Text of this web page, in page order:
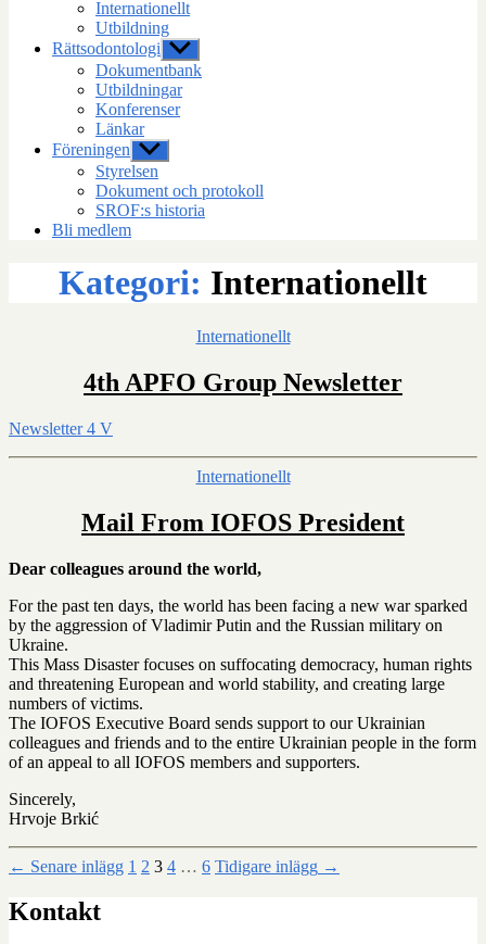
Internationellt
Utbildning
Rättsodontologi Visa
undermeny
Dokumentbank
Utbildningar
Konferenser
Länkar
Föreningen Visa
undermeny
Styrelsen
Dokument och protokoll
SROF:s historia
Bli medlem
Kategori: Internationellt
Kategorier
Internationellt
4th APFO Group Newsletter
Newsletter 4 V
Kategorier
Internationellt
Mail From IOFOS President
Dear colleagues around the world,
For the past ten days, the world has been facing a new war sparked
by the aggression of Vladimir Putin and the Russian military on
Ukraine.
This Mass Disaster focuses on suffocating democracy, human rights
and threatening European and world stability, and creating large
numbers of victims.
The IOFOS Executive Board sends support to our Ukrainian
colleagues and friends and to the entire Ukrainian people in the form
of an appeal to all IOFOS members and supporters.
Sincerely,
Hrvoje Brkić
Sidnumrering
för
inlägg
← Senare inlägg 1 2 3 4 … 6 Tidigare inlägg →
Kontakt